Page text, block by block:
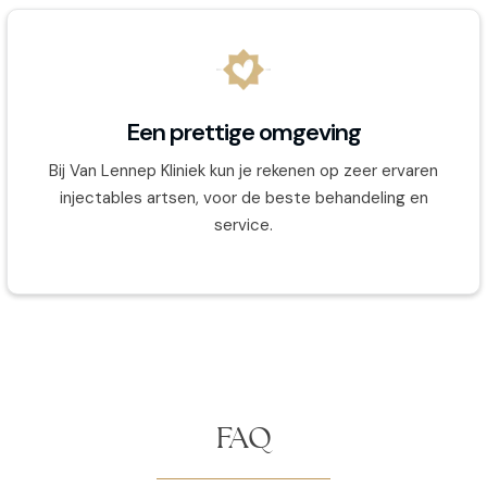
Een prettige omgeving
Bij Van Lennep Kliniek kun je rekenen op zeer ervaren
injectables artsen, voor de beste behandeling en
service.
FAQ